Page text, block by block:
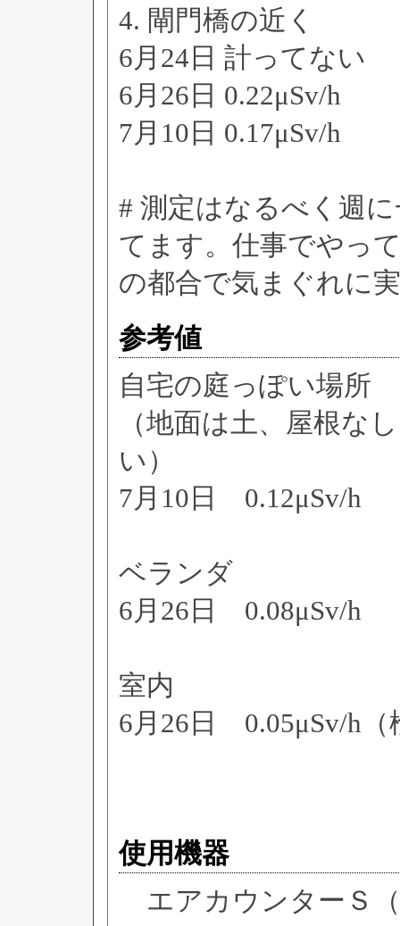
4. 閘門橋の近く
6月24日 計ってない
6月26日 0.22μSv/h
7月10日 0.17μSv/h
# 測定はなるべく週
てます。仕事でやっ
の都合で気まぐれに
参考値
自宅の庭っぽい場所
（地面は土、屋根な
い）
7月10日 0.12μSv/h
ベランダ
6月26日 0.08μSv/h
室内
6月26日 0.05μSv/h（
使用機器
エアカウンターＳ（